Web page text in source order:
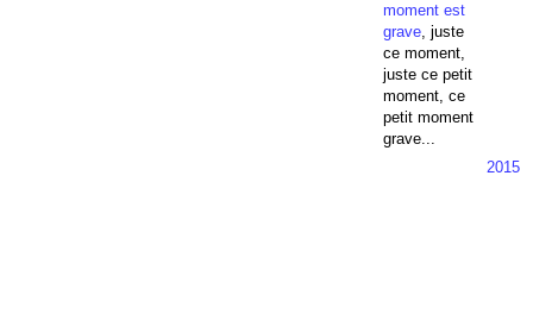
moment est
grave, juste
ce moment,
juste ce petit
moment, ce
petit moment
grave...
2015